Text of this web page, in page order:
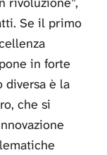
Se il primo
in forte
è la
che si